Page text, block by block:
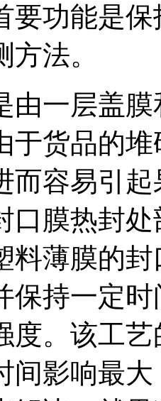
功能是保
法。
一层盖膜
于货品的
而容易引
口膜热封
料薄膜的
保持一定
度。该工
间影响最